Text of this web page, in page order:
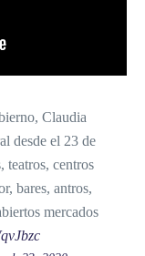
Claudia
desde el 23 de
teatros, centros
bares, antros,
mercados